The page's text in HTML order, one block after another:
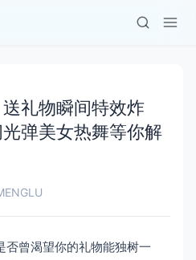
礼物瞬间特效炸
弹美女热舞等你解
否曾渴望你的礼物能独树一